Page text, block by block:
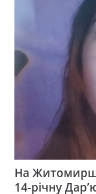
На
14-річну